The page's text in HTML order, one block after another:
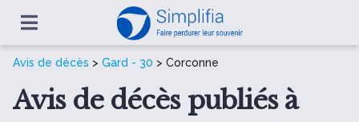
Avis de décès > Gard - 30 > Corconne
Avis de décès publiés à